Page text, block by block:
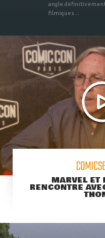
angle
filmiques ...
MARVEL ET
RENCONTRE